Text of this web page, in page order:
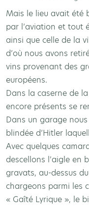
Mais le lieu avait été
par l’aviation et tout
ainsi que celle de la
d’où nous avons
vins provenant des
européens.
Dans la caserne de
encore présents se
Dans un garage
blindée d’Hitler
Avec quelques
descellons l’aigle en
gravats, au-dessus
chargeons parmi les
« Gaîté Lyrique », le